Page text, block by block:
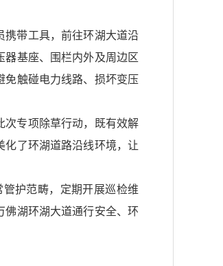
携带工具，前往环湖大道沿
器基座、围栏内外及周边区
免触碰电力线路、损坏变压
次专项除草行动，既有效解
化了环湖道路沿线环境，让
护范畴，定期开展巡检维
佛湖环湖大道通行安全、环